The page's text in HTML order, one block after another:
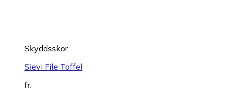
Skyddsskor
Sievi File Toffel
fr.